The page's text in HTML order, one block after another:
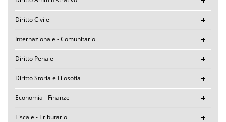
Diritto Civile
Internazionale - Comunitario
Diritto Penale
Diritto Storia e Filosofia
Economia - Finanze
Fiscale - Tributario